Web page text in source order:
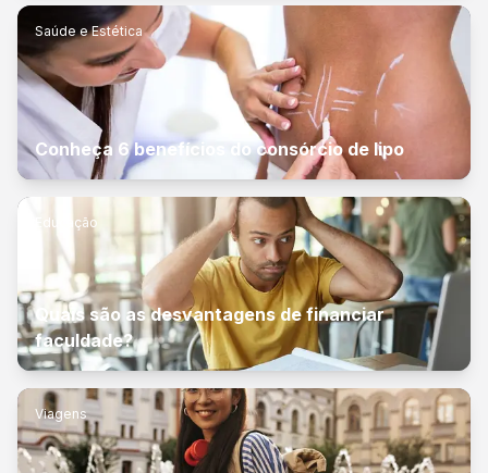
Saúde e Estética
Conheça 6 benefícios do consórcio de lipo
Educação
Quais são as desvantagens de financiar
faculdade?
Viagens